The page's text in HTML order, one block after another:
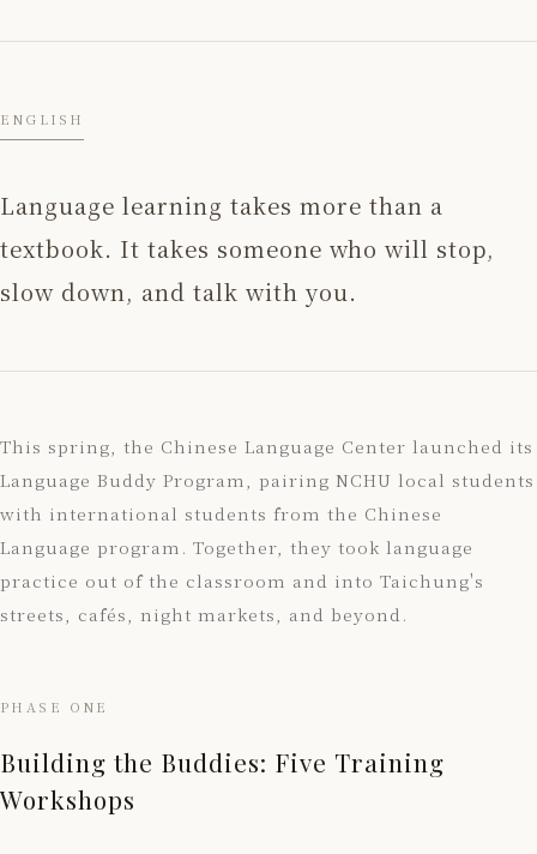
ENGLISH
Language learning takes more than a
textbook. It takes someone who will stop,
slow down, and talk with you.
This spring, the Chinese Language Center launched its
Language Buddy Program, pairing NCHU local students
with international students from the Chinese
Language program. Together, they took language
practice out of the classroom and into Taichung's
streets, cafés, night markets, and beyond.
PHASE ONE
Building the Buddies: Five Training
Workshops